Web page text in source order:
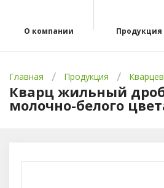
О компании Продукция
Главная Продукция
Кварц жильный
молочно-белого